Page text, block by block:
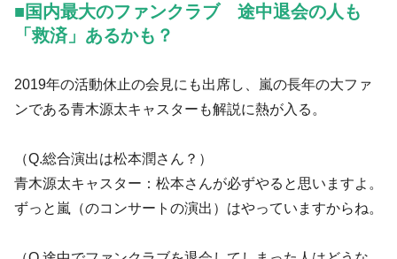
■国内最大のファンクラブ 途中退会の人も
「救済」あるかも？
2019年の活動休止の会見にも出席し、嵐の長年の大ファ
ンである青木源太キャスターも解説に熱が入る。
（Q.総合演出は松本潤さん？）
青木源太キャスター：松本さんが必ずやると思いますよ。
ずっと嵐（のコンサートの演出）はやっていますからね。